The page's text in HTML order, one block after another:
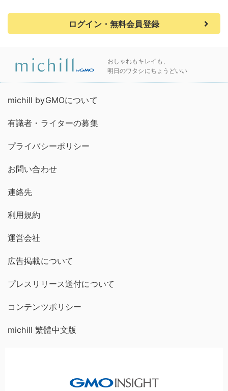
ログイン・無料会員登録
おしゃれもキレイも、
明日のワタシにちょうどいい
michill byGMOについて
有識者・ライターの募集
プライバシーポリシー
お問い合わせ
連絡先
利用規約
運営会社
広告掲載について
プレスリリース送付について
コンテンツポリシー
michill 繁體中文版